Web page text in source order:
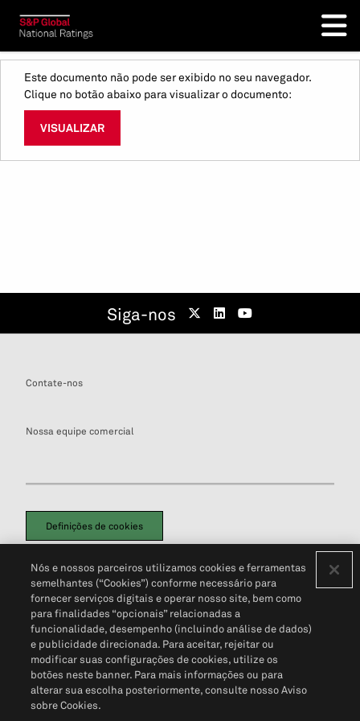
Este documento não pode ser exibido no seu navegador.
Clique no botão abaixo para visualizar o documento:
VISUALIZAR
Siga-nos
Contate-nos
Nossa equipe comercial
Definições de cookies
Política de PrivacidadePortal de privacidade do cliente (em inglês)
Não Venda Minhas Informações Pessoais© 2026 S&P Global
Nós e nossos parceiros utilizamos cookies e ferramentas
semelhantes (“Cookies”) conforme necessário para
fornecer serviços digitais e operar nosso site, bem como
para finalidades “opcionais” relacionadas a
funcionalidade, desempenho (incluindo análise de dados)
e publicidade direcionada. Para aceitar, rejeitar ou
modificar suas configurações de cookies, utilize os
botões neste banner. Para mais informações ou para
alterar sua escolha posteriormente, consulte nosso Aviso
sobre Cookies.